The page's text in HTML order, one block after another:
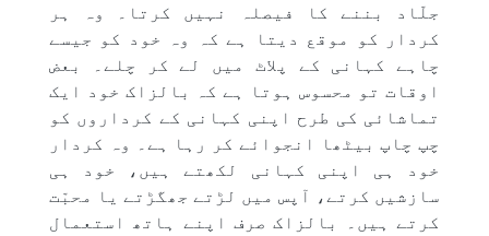
جلّاد بننے کا فیصلہ نہیں کرتا۔ وہ ہر
کردار کو موقع دیتا ہے کہ وہ خود کو جیسے
چاہے کہانی کے پلاٹ میں لے کر چلے۔ بعض
اوقات تو محسوس ہوتا ہے کہ بالزاک خود ایک
تماشائی کی طرح اپنی کہانی کے کرداروں کو
چپ چاپ بیٹھا انجوائے کر رہا ہے۔ وہ کردار
خود ہی اپنی کہانی لکھتے ہیں، خود ہی
سازشیں کرتے، آپس میں لڑتے جھگڑتے یا محبّت
کرتے ہیں۔ بالزاک صرف اپنے ہاتھ استعمال